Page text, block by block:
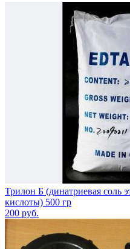
Трилон Б (динатриевая соль
кислоты) 500 гр
200 руб.